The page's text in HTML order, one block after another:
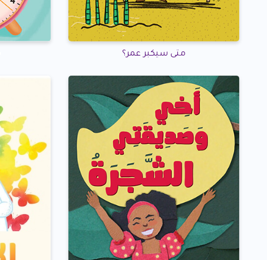
متى سيكبر عمر؟